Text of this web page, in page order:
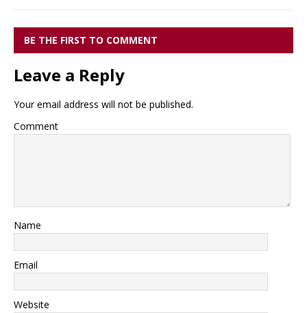
BE THE FIRST TO COMMENT
Leave a Reply
Your email address will not be published.
Comment
Name
Email
Website